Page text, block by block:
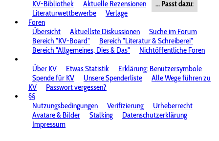
KV-Bibliothek
Aktuelle Rezensionen
... Passt dazu:
Literaturwettbewerbe
Verlage
Foren
Übersicht
Aktuellste Diskussionen
Suche im Forum
Bereich "KV-Board"
Bereich "Literatur & Schreiberei"
Bereich "Allgemeines, Dies & Das"
Nichtöffentliche Foren
Über KV
Etwas Statistik
Erklärung: Benutzersymbole
Spende für KV
Unsere Spenderliste
Alle Wege führen zu
KV
Passwort vergessen?
§§
Nutzungsbedingungen
Verifizierung
Urheberrecht
Avatare & Bilder
Stalking
Datenschutzerklärung
Impressum